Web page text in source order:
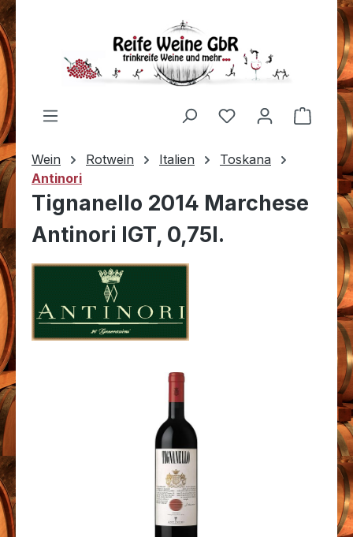
Zum Hauptinhalt springen
Du hast 0
Wein Rotwein Italien
Toskana
Antinori
Tignanello 2014 Marchese
Antinori IGT, 0,75l.
Bildergalerie überspringen